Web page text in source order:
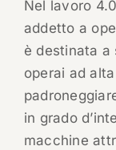
Nel lavoro
addetto a
è destinata a
operai ad
in grado
macchine